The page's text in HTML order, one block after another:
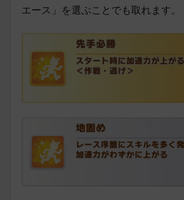
エース」を選ぶことでも取れます。